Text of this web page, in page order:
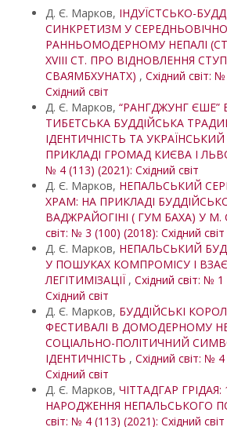
Д. Є. Марков, ІНДУЇСТСЬКО-
СИНКРЕТИЗМ У
РАННЬОМОДЕРНОМУ НЕПАЛІ
XVIII СТ. ПРО ВІДНОВЛЕННЯ
СВАЯМБХУНАТХ) , Східний світ:
Східний світ
Д. Є. Марков, “РАНГДЖУНГ ЄШЕ”
ТИБЕТСЬКА БУДДІЙСЬКА
ІДЕНТИЧНІСТЬ ТА
ПРИКЛАДІ ГРОМАД КИЄВА І
№ 4 (113) (2021): Східний світ
Д. Є. Марков, НЕПАЛЬСЬКИЙ
ХРАМ: НА ПРИКЛАДІ
ВАДЖРАЙОГІНІ ( ГУМ БАХА) У М.
світ: № 3 (100) (2018): Східний світ
Д. Є. Марков, НЕПАЛЬСЬКИЙ
У ПОШУКАХ КОМПРОМІСУ І
ЛЕГІТИМІЗАЦІЇ , Східний світ: №
Східний світ
Д. Є. Марков, БУДДІЙСЬКІ
ФЕСТИВАЛІ В ДОМОДЕРНОМУ
СОЦІАЛЬНО-ПОЛІТИЧНИЙ
ІДЕНТИЧНІСТЬ , Східний світ: №
Східний світ
Д. Є. Марков, ЧІТТАДГАР ГРІДАЯ:
НАРОДЖЕННЯ НЕПАЛЬСЬКОГО
світ: № 4 (113) (2021): Східний світ